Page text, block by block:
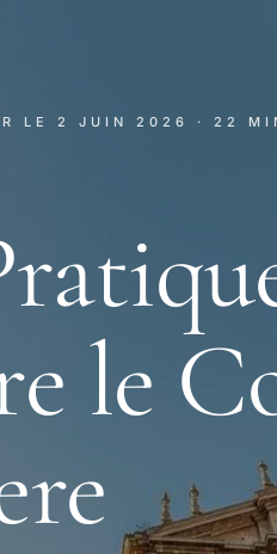
LE 2 JUIN 2026 · 22
le